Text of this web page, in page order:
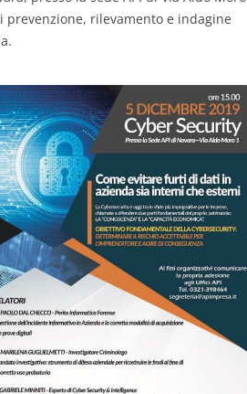
rilevamento e indagine